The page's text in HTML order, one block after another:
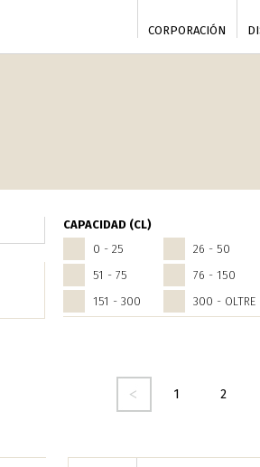
CORPORACIÓN
CAPACIDAD (CL)
0 - 25
26 - 50
51 - 75
76 - 150
151 - 300
300 - OLTRE
1 2